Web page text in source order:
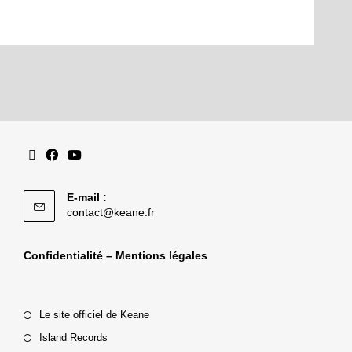
E-mail :
contact@keane.fr
Confidentialité – Mentions légales
Le site officiel de Keane
Island Records